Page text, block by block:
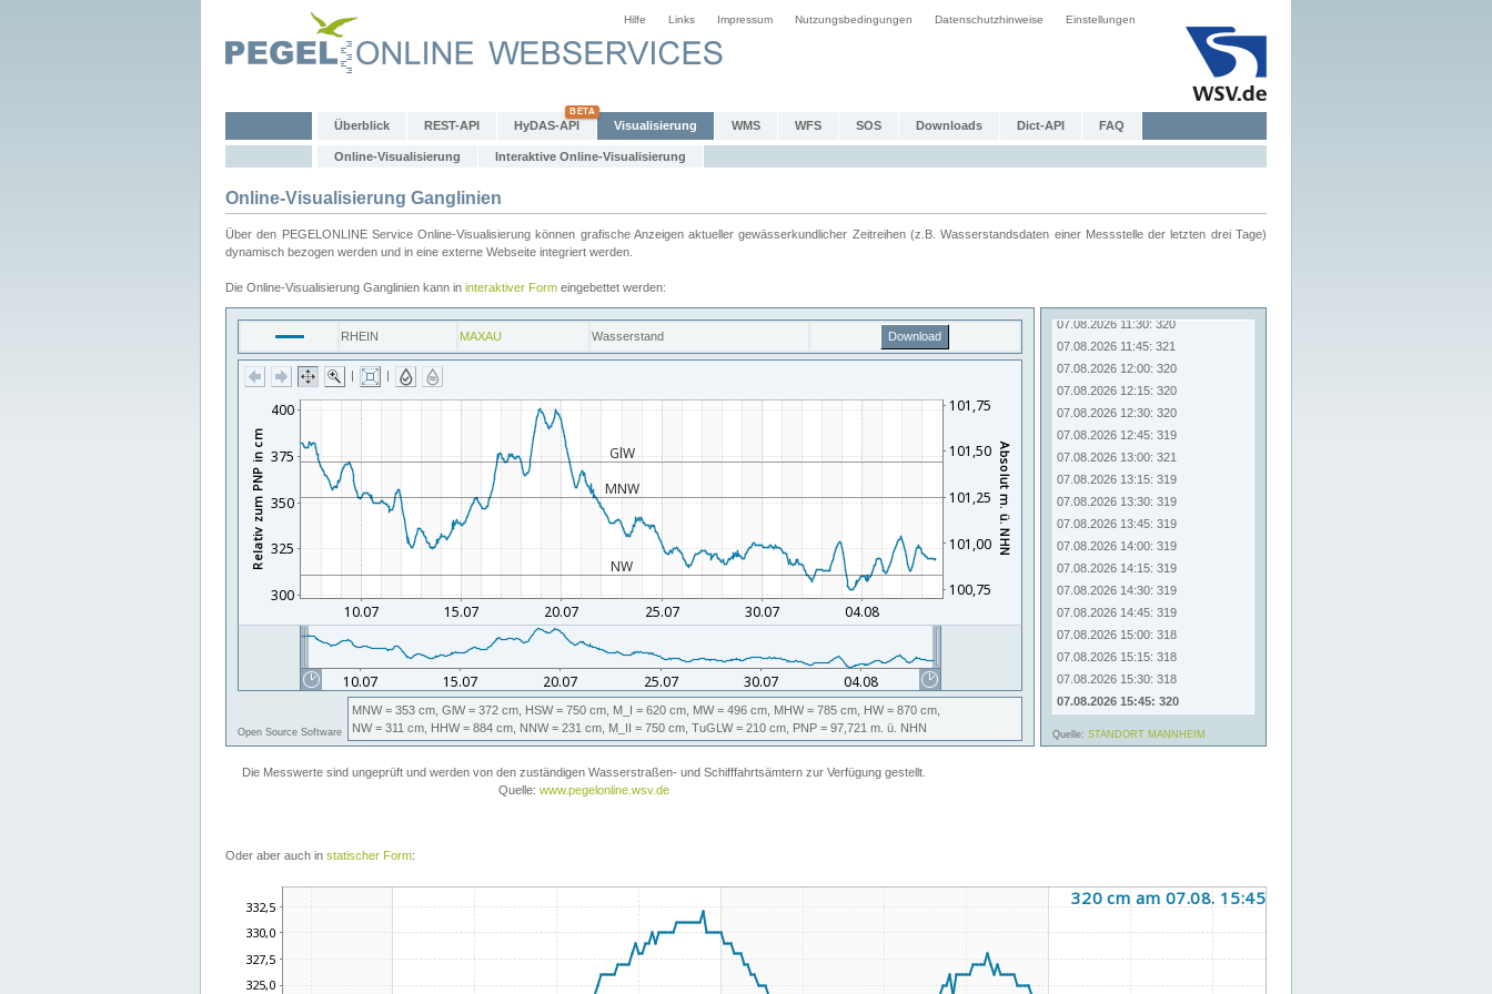
Hilfe Links Impressum Nutzungsbedingungen Datenschutzhinweise Einstellungen
Überblick REST-API HyDAS-API Visualisierung WMS WFS SOS Downloads Dict-API FAQ
Online-Visualisierung Interaktive Online-Visualisierung
Online-Visualisierung Ganglinien
Über den PEGELONLINE Service Online-Visualisierung können grafische Anzeigen aktueller gewässerkundlicher Zeitreihen (z.B. Wasserstandsdaten einer Messstelle der letzten drei Tage)
dynamisch bezogen werden und in eine externe Webseite integriert werden.
Die Online-Visualisierung Ganglinien kann in interaktiver Form eingebettet werden:
Oder aber auch in statischer Form: